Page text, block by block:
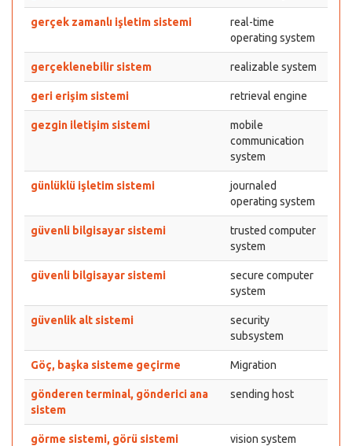
gerçek zamanlı işletim sistemi
real-time
operating system
gerçeklenebilir sistem realizable system
geri erişim sistemi retrieval engine
gezgin iletişim sistemi
mobile
communication
system
günlüklü işletim sistemi
journaled
operating system
güvenli bilgisayar sistemi
trusted computer
system
güvenli bilgisayar sistemi
secure computer
system
güvenlik alt sistemi
security
subsystem
Göç, başka sisteme geçirme Migration
gönderen terminal, gönderici ana
sistem
sending host
görme sistemi, görü sistemi vision system